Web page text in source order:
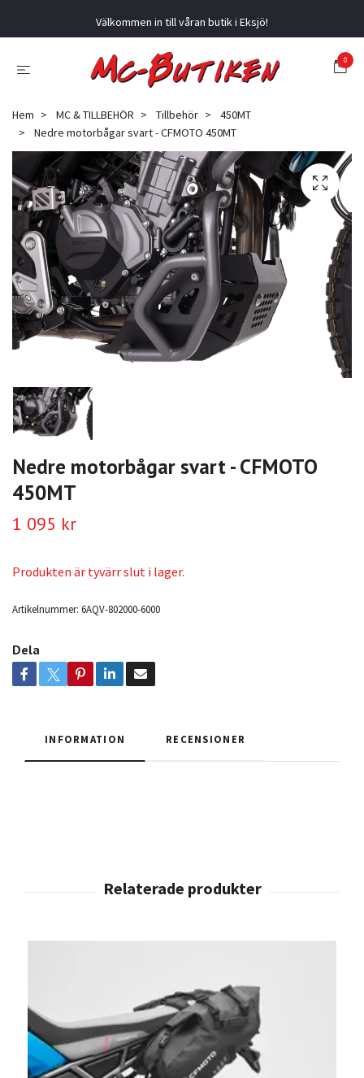
Välkommen in till våran butik i Eksjö!
0
Hem MC & TILLBEHÖR Tillbehör
450MT
Nedre motorbågar svart - CFMOTO 450MT
Nedre motorbågar svart - CFMOTO
450MT
1 095 kr
Produkten är tyvärr slut i lager.
Artikelnummer: 6AQV-802000-6000
Dela
INFORMATION RECENSIONER